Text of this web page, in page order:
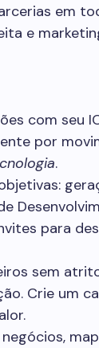
em
e
com seu
por
.
para
sem
Crie um